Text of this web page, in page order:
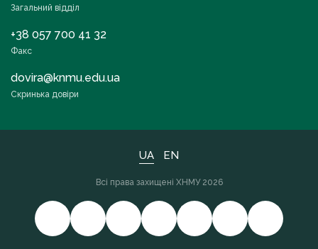
Загальний відділ
+38 057 700 41 32
Факс
dovira@knmu.edu.ua
Скринька довіри
UA EN
Всі права захищені ХНМУ 2026